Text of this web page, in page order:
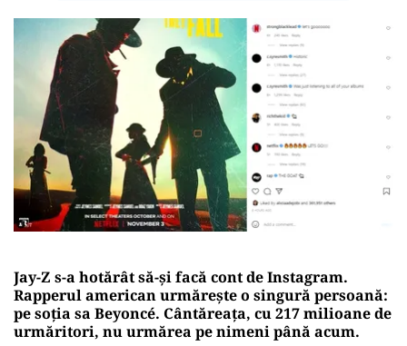
Jay-Z s-a hotărât să-şi facă cont de Instagram.
Rapperul american urmăreşte o singură persoană:
pe soţia sa Beyoncé. Cântăreaţa, cu 217 milioane de
urmăritori, nu urmărea pe nimeni până acum.